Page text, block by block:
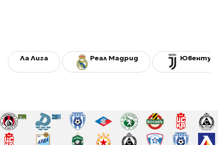
Ла Лига Реал Мадрид Ювентус